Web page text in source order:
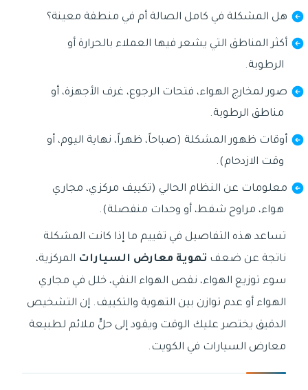
هل المشكلة في كامل الصالة أم في منطقة معينة؟
أكثر المناطق التي يشعر فيها العملاء بالحرارة أو
الرطوبة.
صور لمخارج الهواء، فتحات الرجوع، غرف الأجهزة، أو
مناطق الرطوبة.
أوقات ظهور المشكلة (صباحاً، ظهراً، نهاية اليوم، أو
وقت الازدحام).
معلومات عن النظام الحالي (تكييف مركزي، مجاري
هواء، مراوح شفط، أو وحدات منفصلة).
تساعد هذه التفاصيل في تقييم ما إذا كانت المشكلة
ناتجة عن ضعف تهوية معارض السيارات المركزية،
سوء توزيع الهواء، نقص الهواء النقي، خلل في مجاري
الهواء أو عدم توازن بين التهوية والتكييف. إن التشخيص
الدقيق يختصر عليك الوقت ويقود إلى حلٍّ ملائم لطبيعة
معارض السيارات في الكويت.